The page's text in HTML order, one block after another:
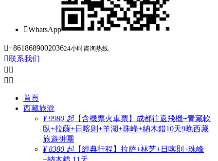
WhatsApp
+861868900203624小时咨询热线
联系我们
 
 
首頁
西藏旅游
¥ 9980 起【含機票火車票】成都往返飛機+青藏軟
臥+拉薩+日喀则+羊湖+珠峰+納木錯10天9晚西藏
旅遊拼團
¥ 8380 起【經典行程】拉萨+林芝+日喀則+珠峰
+納木錯 11天